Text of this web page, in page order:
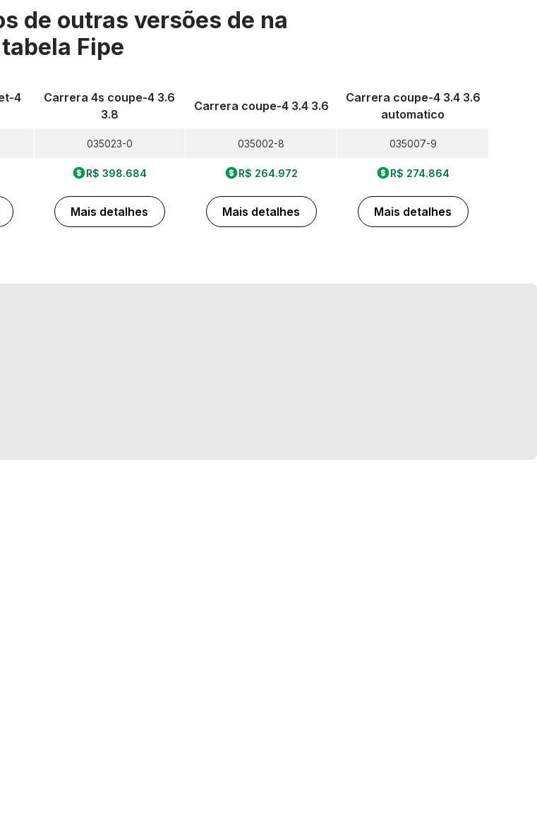
de outras versões de na
tabela Fipe
4
Carrera 4s coupe-4 3.6
3.8
035023-0
R$ 398.684
Mais detalhes
Carrera coupe-4 3.4 3.6
035002-8
R$ 264.972
Mais detalhes
Carrera coupe-4 3.4 3.6
automatico
035007-9
R$ 274.864
Mais detalhes